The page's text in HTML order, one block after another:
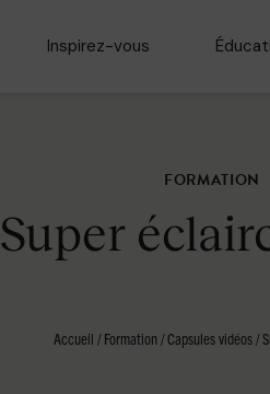
Inspirez-vous
FORMATION
Super
Accueil /Formation/Capsules vidéos/